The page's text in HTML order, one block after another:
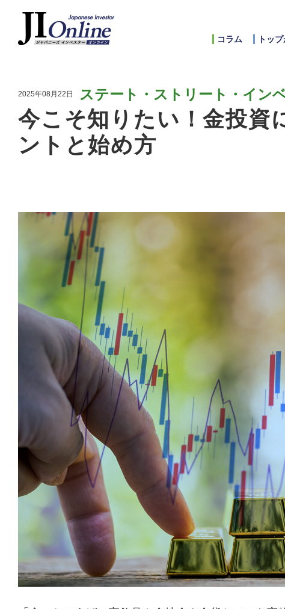
コラム トッ
2025年08月22日 ステート・ストリート・イン
今こそ知りたい！金投資
ントと始め方